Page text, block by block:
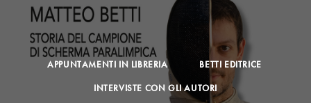
APPUNTAMENTI IN LIBRERIA
BETTI EDITRICE
INTERVISTE CON GLI AUTORI